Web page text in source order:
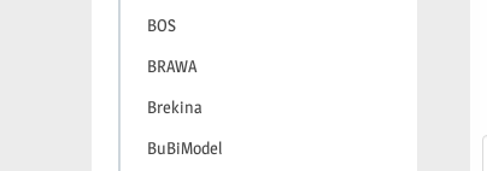
BOS
BRAWA
Brekina
BuBiModel